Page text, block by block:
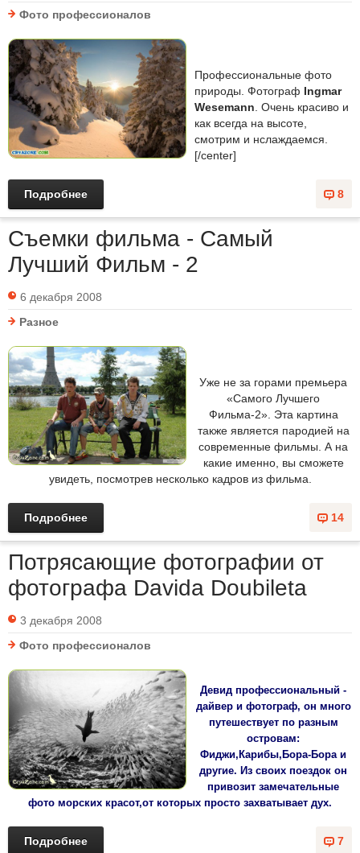
Фото профессионалов
Профессиональные фото
природы. Фотограф Ingmar
Wesemann. Очень красиво и
как всегда на высоте,
смотрим и нслаждаемся.
[/center]
8
Подробнее
Съемки фильма - Самый
Лучший Фильм - 2
6 декабря 2008
Разное
Уже не за горами премьера
«Самого Лучшего
Фильма-2». Эта картина
также является пародией на
современные фильмы. А на
какие именно, вы сможете
увидеть, посмотрев несколько кадров из фильма.
14
Подробнее
Потрясающие фотографии от
фотографа Davida Doubileta
3 декабря 2008
Фото профессионалов
Девид профессиональный -
дайвер и фотограф, он много
путешествует по разным
островам:
Фиджи,Карибы,Бора-Бора и
другие. Из своих поездок он
привозит замечательные
фото морских красот,от которых просто захватывает дух.
7
Подробнее